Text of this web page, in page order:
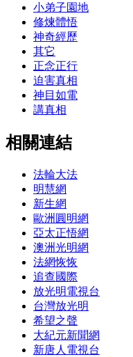
小弟子園地
修煉體悟
神奇經歷
其它
正念正行
迫害真相
神目如電
講真相
相關連結
法輪大法
明慧網
新生網
歐洲圓明網
亞太正悟網
澳洲光明網
法網恢恢
追查國際
放光明電視台
台灣放光明
希望之聲
大紀元新聞網
新唐人電視台